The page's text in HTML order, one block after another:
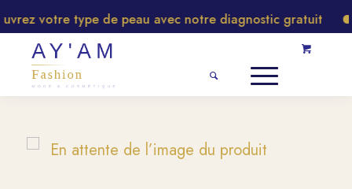
votre type de peau avec notre diagnostic gratuit